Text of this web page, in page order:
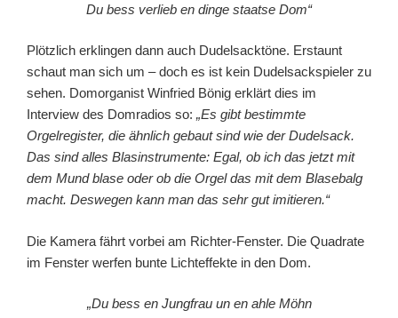
Du bess verlieb en dinge staatse Dom“
Plötzlich erklingen dann auch Dudelsacktöne. Erstaunt
schaut man sich um – doch es ist kein Dudelsackspieler zu
sehen. Domorganist Winfried Bönig erklärt dies im
Interview des Domradios so: „Es gibt bestimmte
Orgelregister, die ähnlich gebaut sind wie der Dudelsack.
Das sind alles Blasinstrumente: Egal, ob ich das jetzt mit
dem Mund blase oder ob die Orgel das mit dem Blasebalg
macht. Deswegen kann man das sehr gut imitieren.“
Die Kamera fährt vorbei am Richter-Fenster. Die Quadrate
im Fenster werfen bunte Lichteffekte in den Dom.
„Du bess en Jungfrau un en ahle Möhn